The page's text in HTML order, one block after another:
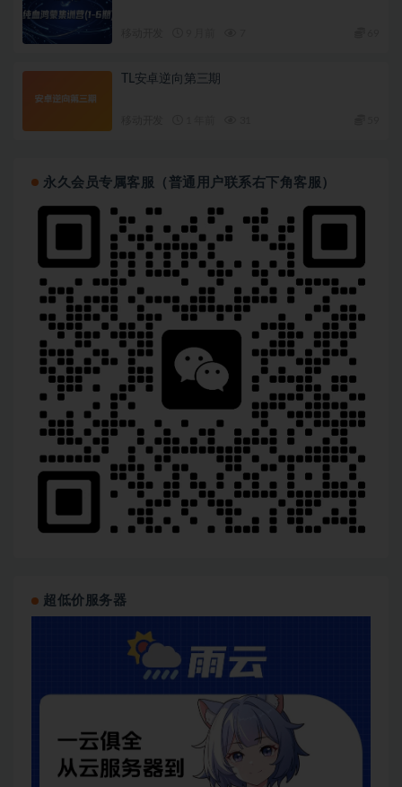
TL安卓逆向第三期
永久会员专属客服（普通用户联系右下角客服）
超低价服务器